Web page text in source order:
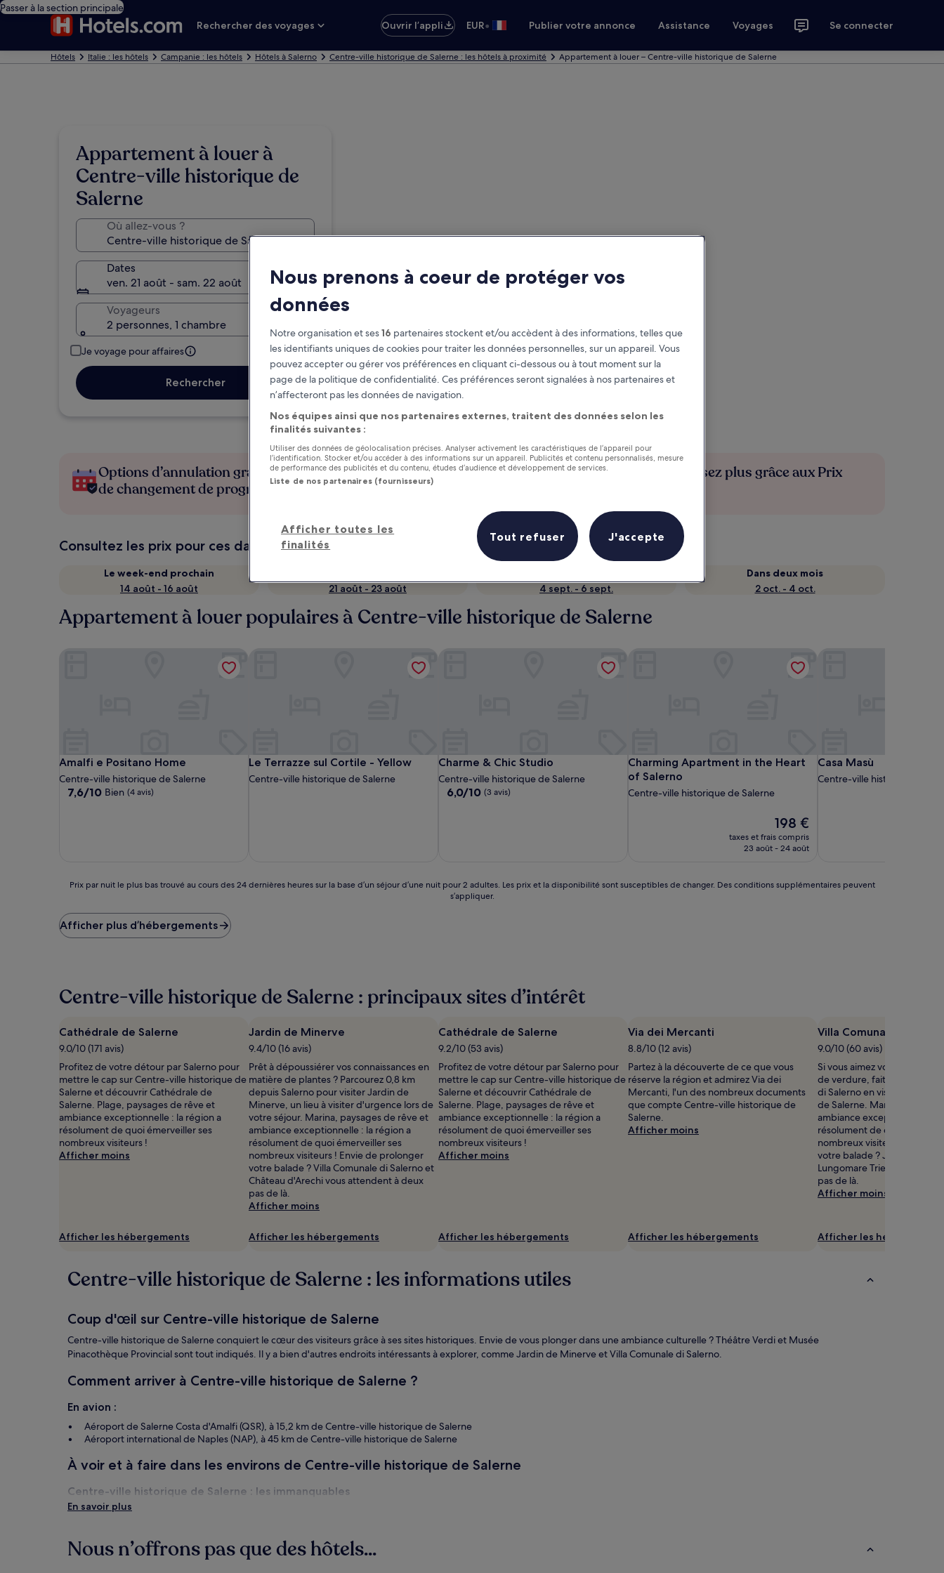
Passer à la section principale
Rechercher des voyages
Ouvrir l’appli EUR• Publier votre annonce Assistance Voyages Se connecter
Hôtels Italie : les hôtels Campanie : les hôtels Hôtels à Salerno Centre-ville historique de Salerne : les hôtels à proximité Appartement à louer – Centre-ville historique de Salerne
Appartement à louer à
Centre-ville historique de
Salerne
Où allez-vous ?
Dates
ven. 21 août - sam. 22 août
Voyageurs
2 personnes, 1 chambre
Je voyage pour affaires
Rechercher
Options d’annulation gratuite en cas
de changement de programme
Gagnez des récompenses pour
chaque nuit séjournée
Économisez plus grâce aux Prix
Consultez les prix pour ces dates
Le week-end prochain
14 août - 16 août
21 août - 23 août
4 sept. - 6 sept.
Dans deux mois
2 oct. - 4 oct.
Appartement à louer populaires à Centre-ville historique de Salerne
Amalfi e Positano Home
Amalfi e Positano Home
Centre-ville historique de Salerne
7.6
7,6/10 Bien (4 avis)
Le Terrazze sul Cortile - Yellow
Le Terrazze sul Cortile - Yellow
Centre-ville historique de Salerne
Charme & Chic Studio
Charme & Chic Studio
Centre-ville historique de Salerne
6.0
6,0/10 (3 avis)
Charming Apartment in the Heart
of Salerno
Charming Apartment in the Heart of Salerno
Centre-ville historique de Salerne
Le
nouveau
prix
198 €
198 €
taxes et frais compris
23 août - 24 août
Charming Apartment in the Heart of Salerno
Casa Masù
Casa Masù
Centre-ville historique de
Prix
nuit
le
plus
des
sur
la
base
d’un
séjour
d’une
nuit
pour
2 adultes.
Les
prix
de
conditions
supplémentaires
s’appliquer.
Prix par nuit le plus bas trouvé au cours des 24 dernières heures sur la base d’un séjour d’une nuit pour 2 adultes. Les prix et la disponibilité sont susceptibles de changer. Des conditions supplémentaires peuvent
s’appliquer.
Afficher plus d’hébergements
Centre-ville historique de Salerne : principaux sites d’intérêt
Cathédrale de Salerne
9.0/10 (171 avis)
Profitez de votre détour par Salerno pour
mettre le cap sur Centre-ville historique de
Salerne et découvrir Cathédrale de
Salerne. Plage, paysages de rêve et
ambiance exceptionnelle : la région a
résolument de quoi émerveiller ses
nombreux visiteurs !
Afficher moins
Afficher les hébergements
Jardin de Minerve
9.4/10 (16 avis)
Prêt à dépoussiérer vos connaissances en
matière de plantes ? Parcourez 0,8 km
depuis Salerno pour visiter Jardin de
Minerve, un lieu à visiter d'urgence lors de
votre séjour. Marina, paysages de rêve et
ambiance exceptionnelle : la région a
résolument de quoi émerveiller ses
nombreux visiteurs ! Envie de prolonger
votre balade ? Villa Comunale di Salerno et
Château d'Arechi vous attendent à deux
pas de là.
Afficher moins
Afficher les hébergements
Cathédrale de Salerne
9.2/10 (53 avis)
Profitez de votre détour par Salerno pour
mettre le cap sur Centre-ville historique de
Salerne et découvrir Cathédrale de
Salerne. Plage, paysages de rêve et
ambiance exceptionnelle : la région a
résolument de quoi émerveiller ses
nombreux visiteurs !
Afficher moins
Afficher les hébergements
Via dei Mercanti
8.8/10 (12 avis)
Partez à la découverte de ce que vous
réserve la région et admirez Via dei
Mercanti, l'un des nombreux documents
que compte Centre-ville historique de
Salerne.
Afficher moins
Afficher les hébergements
Villa Comunale di
9.0/10 (60 avis)
Si vous aimez vous délasser
de verdure, faites un saut à
di Salerno en visitant
de Salerne. Marina,
ambiance exceptionnelle :
résolument de quoi
nombreux visiteurs ! Envie
votre balade ? Jardin de
Lungomare Trieste vous
pas de là.
Afficher moins
Afficher les
Centre-ville historique de Salerne : les informations utiles
Coup d'œil sur Centre-ville historique de Salerne
Centre-ville historique de Salerne conquiert le cœur des visiteurs grâce à ses sites historiques. Envie de vous plonger dans une ambiance culturelle ? Théâtre Verdi et Musée
Pinacothèque Provincial sont tout indiqués. Il y a bien d'autres endroits intéressants à explorer, comme Jardin de Minerve et Villa Comunale di Salerno.
Comment arriver à Centre-ville historique de Salerne ?
En avion :
Aéroport de Salerne Costa d'Amalfi (QSR), à 15,2 km de Centre-ville historique de Salerne
Aéroport international de Naples (NAP), à 45 km de Centre-ville historique de Salerne
À voir et à faire dans les environs de Centre-ville historique de Salerne
Centre-ville historique de Salerne : les immanquables
Villa Comunale di Salerno
Lungomare Trieste
En savoir plus
Nous n’offrons pas que des hôtels...
Nous prenons à coeur de protéger vos
données
Notre organisation et ses16 partenaires stockent et/ou accèdent à des informations, telles que
les identifiants uniques de cookies pour traiter les données personnelles, sur un appareil. Vous
pouvez accepter ou gérer vos préférences en cliquant ci-dessous ou à tout moment sur la
page de la politique de confidentialité. Ces préférences seront signalées à nos partenaires et
n’affecteront pas les données de navigation.
Nos équipes ainsi que nos partenaires externes, traitent des données selon les
finalités suivantes :
Utiliser des données de géolocalisation précises. Analyser activement les caractéristiques de l’appareil pour
l’identification. Stocker et/ou accéder à des informations sur un appareil. Publicités et contenu personnalisés, mesure
de performance des publicités et du contenu, études d’audience et développement de services.
Liste de nos partenaires (fournisseurs)
Afficher toutes les
finalités
Tout refuser J'accepte